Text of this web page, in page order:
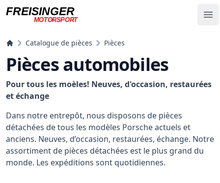
FREISINGER
MOTORSPORT
Catalogue de pièces Pièces
Pièces automobiles
Pour tous les moèles! Neuves, d'occasion, restaurées
et échange
Dans notre entrepôt, nous disposons de pièces
détachées de tous les modèles Porsche actuels et
anciens. Neuves, d’occasion, restaurées, échange. Notre
assortiment de pièces détachées est le plus grand du
monde. Les expéditions sont quotidiennes.